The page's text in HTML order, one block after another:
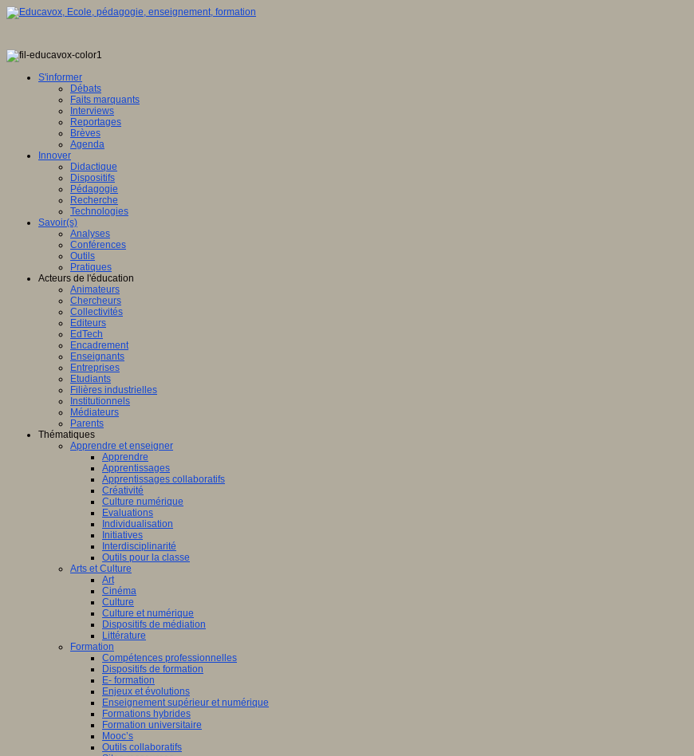
S'informer
Débats
Faits marquants
Interviews
Reportages
Brèves
Agenda
Innover
Didactique
Dispositifs
Pédagogie
Recherche
Technologies
Savoir(s)
Analyses
Conférences
Outils
Pratiques
Acteurs de l'éducation
Animateurs
Chercheurs
Collectivités
Editeurs
EdTech
Encadrement
Enseignants
Entreprises
Etudiants
Filières industrielles
Institutionnels
Médiateurs
Parents
Thématiques
Apprendre et enseigner
Apprendre
Apprentissages
Apprentissages collaboratifs
Créativité
Culture numérique
Evaluations
Individualisation
Initiatives
Interdisciplinarité
Outils pour la classe
Arts et Culture
Art
Cinéma
Culture
Culture et numérique
Dispositifs de médiation
Littérature
Formation
Compétences professionnelles
Dispositifs de formation
E- formation
Enjeux et évolutions
Enseignement supérieur et numérique
Formations hybrides
Formation universitaire
Mooc’s
Outils collaboratifs